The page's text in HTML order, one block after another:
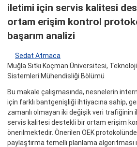
iletimi için servis kalitesi
ortam erişim kontrol
başarım analizi
Sedat Atmaca
Muğla Sıtkı Koçman Üniversitesi,
Sistemleri Mühendisliği Bölümü
Bu makale çalışmasında, nesnelerin
için farklı bantgenişliği ihtiyacına sahip,
zamanlı olmayan iki değişik veri trafiğinin
servis kalitesi destekli bir ortam erişim
önerilmektedir. Önerilen OEK protokolünde
paylaştırma temelli planlama algoritması